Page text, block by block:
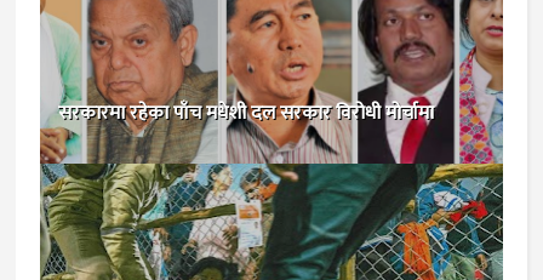
सरकारमा रहेका पाँच मधेशी दल सरकार विरोधी मोर्चामा